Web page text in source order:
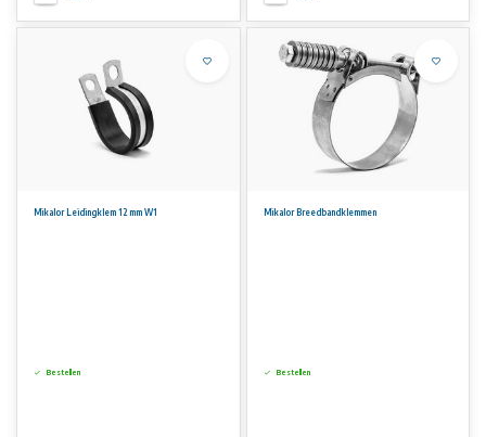
Mikalor Leidingklem 12 mm W1
Bestellen
Mikalor Breedbandklemmen
Bestellen